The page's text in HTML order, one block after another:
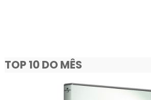
TOP 10 DO MÊS